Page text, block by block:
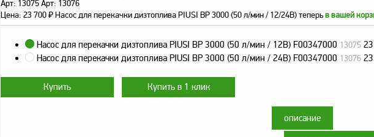
Арт: 13075 Арт: 13076
Цена: 23 700₽Насос для перекачки дизтоплива PIUSI BP 3000 (50 л/мин / 12/24В) теперьв вашей
Насос для перекачки дизтоплива PIUSI BP 3000 (50 л/мин / 12В) F00347000 13075
Насос для перекачки дизтоплива PIUSI BP 3000 (50 л/мин / 24В) F00347000 13076
описание